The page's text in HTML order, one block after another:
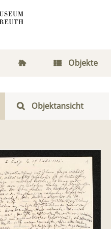
Objekte
Objektansicht